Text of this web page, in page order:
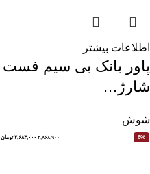
اطلاعات بیشتر
پاور بانک بی سیم فست
شارژ…
شوش
6% ۲,۸۶۸,۹۰۰ ۲,۶۸۴,۰۰۰ تومان